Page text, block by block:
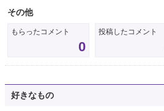
その他
もらったコメント
0
投稿したコメント
好きなもの